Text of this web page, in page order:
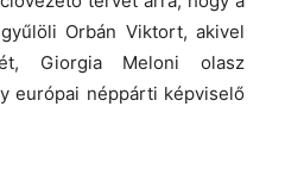
Orbán Viktort, akivel
Giorgia Meloni olasz
európai néppárti képviselő